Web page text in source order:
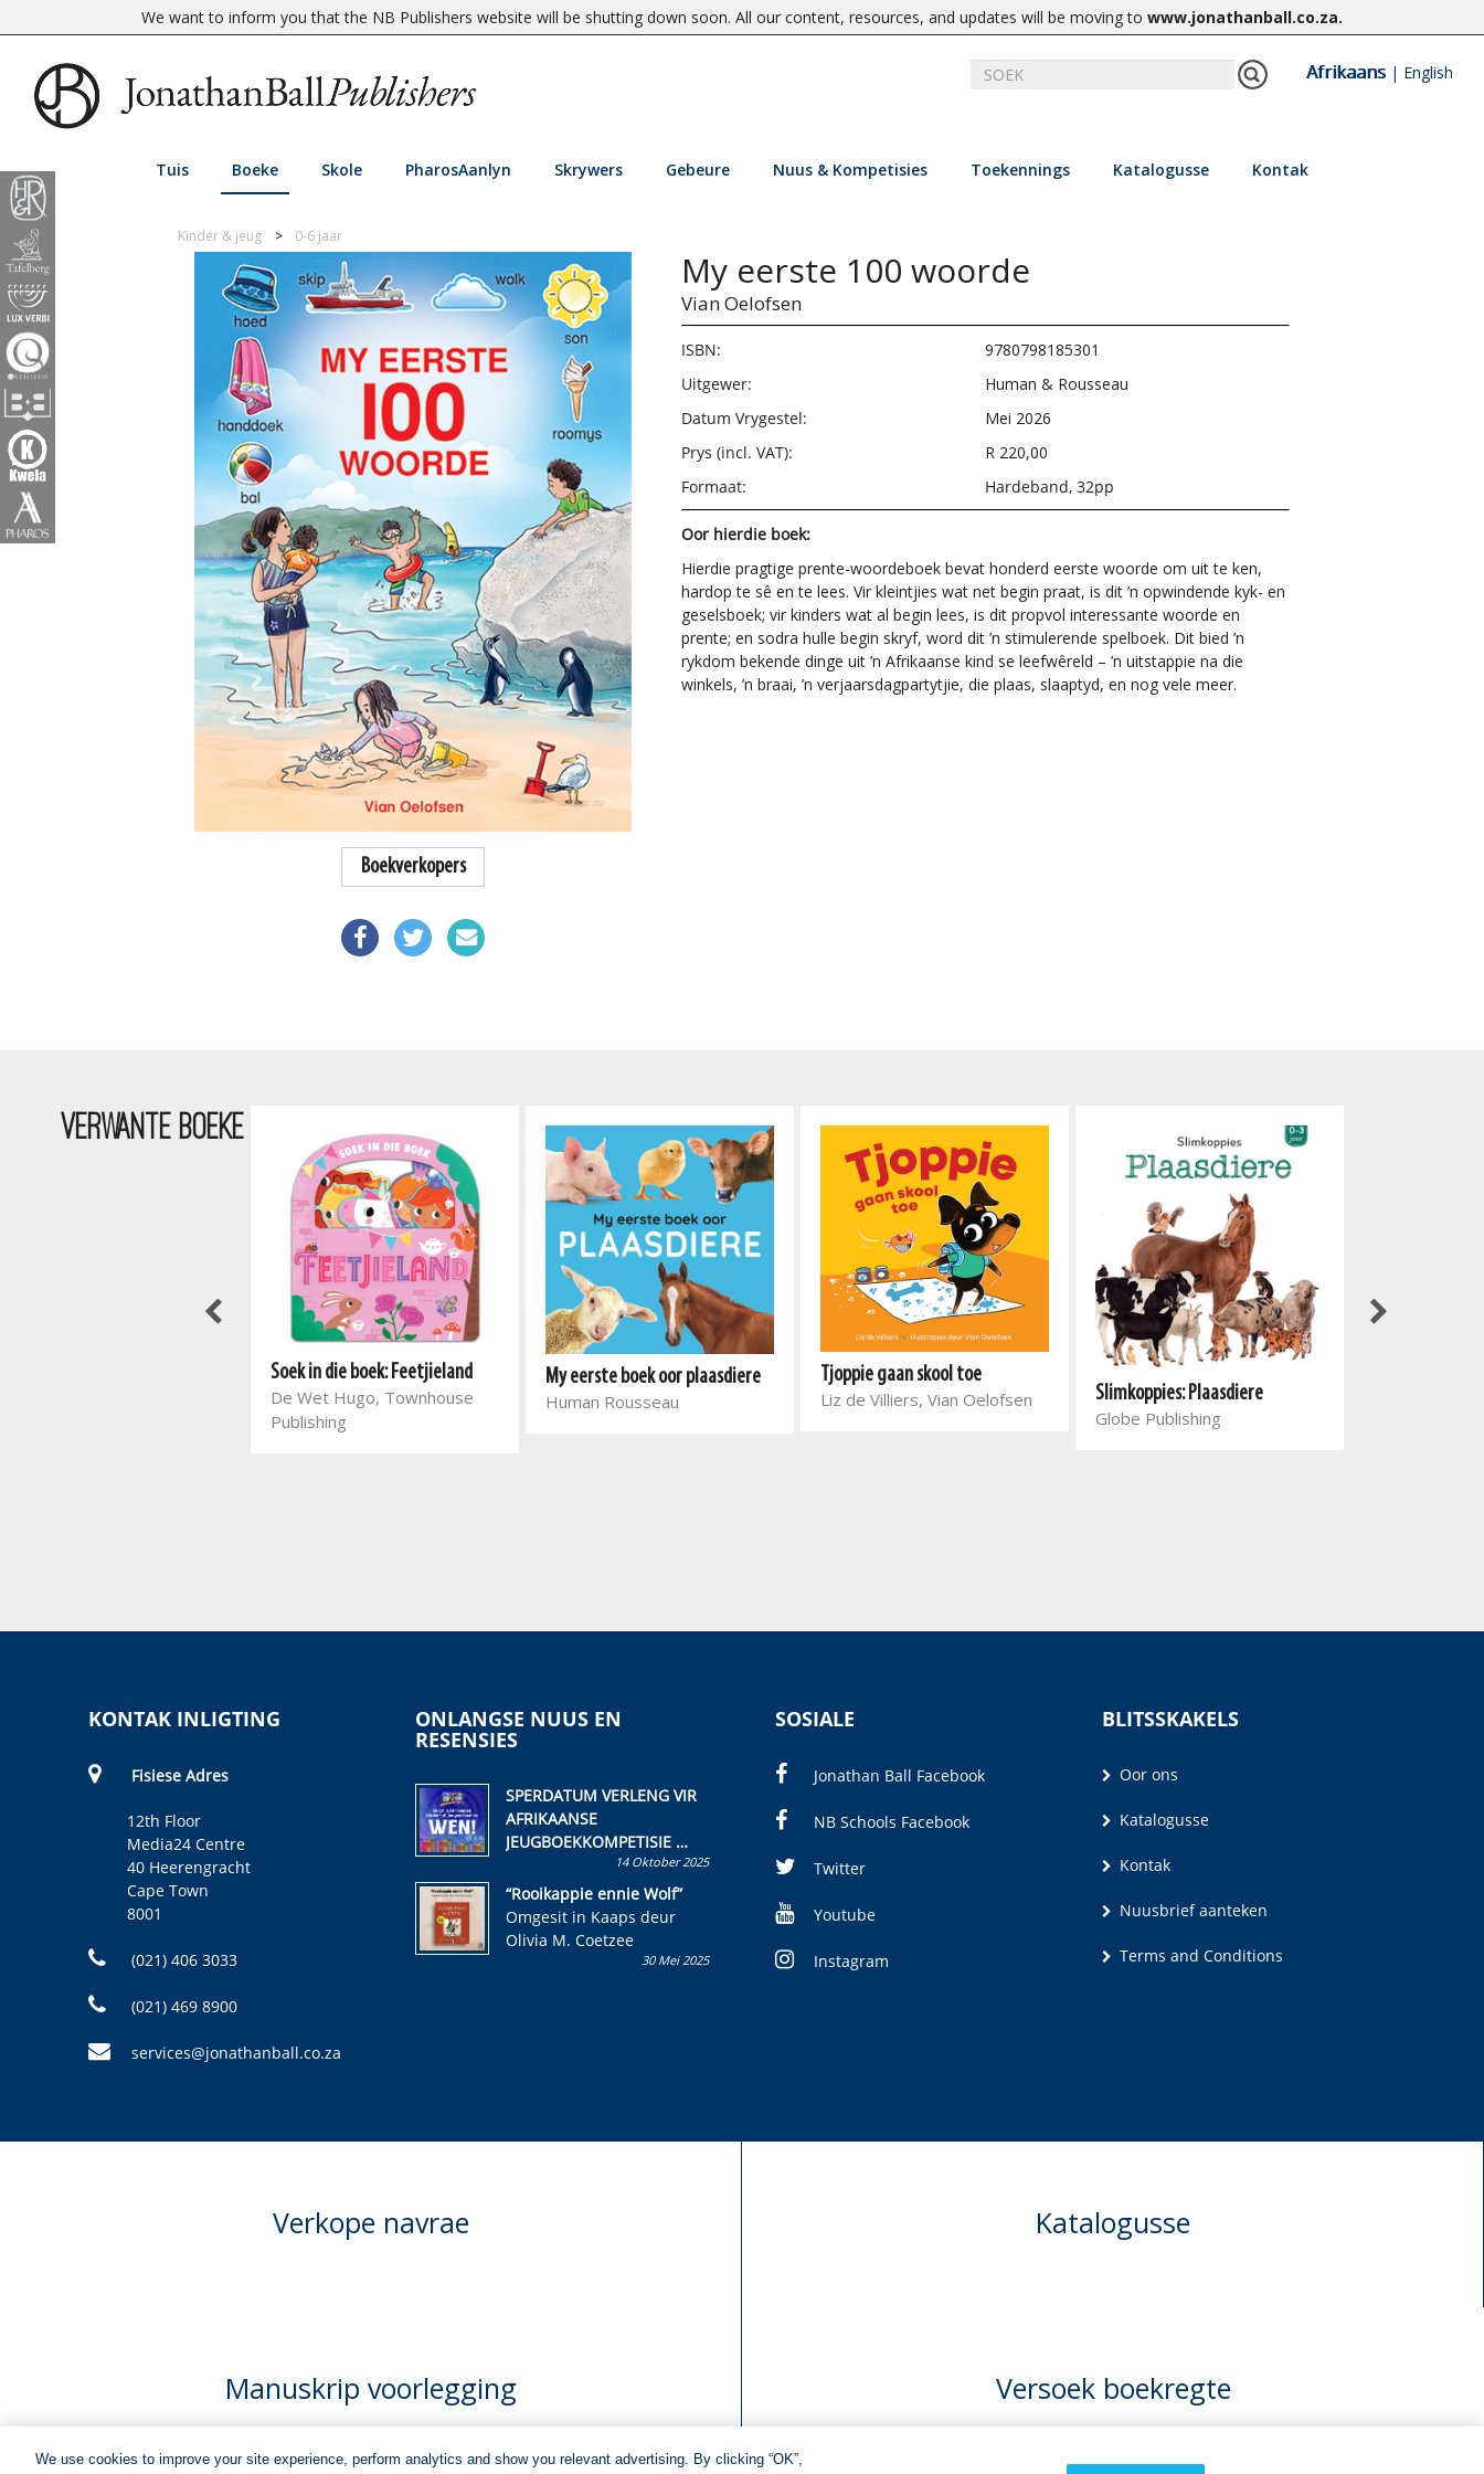
We want to inform you that the NB Publishers website will be shutting down soon. All our content, resources, and updates will be moving to www.jonathanball.co.za.
Afrikaans| English
Tuis Boeke Skole PharosAanlyn Skrywers Gebeure Nuus & Kompetisies Toekennings Katalogusse Kontak
Kinder & jeug 0-6 jaar
Boekverkopers
My eerste 100 woorde
Vian Oelofsen
ISBN:
9780798185301
Uitgewer:
Human & Rousseau
Datum Vrygestel:
Mei 2026
Prys (incl. VAT):
R 220,00
Formaat:
Hardeband, 32pp
Oor hierdie boek:
Hierdie pragtige prente-woordeboek bevat honderd eerste woorde om uit te ken,
hardop te sê en te lees. Vir kleintjies wat net begin praat, is dit ’n opwindende kyk- en
geselsboek; vir kinders wat al begin lees, is dit propvol interessante woorde en
prente; en sodra hulle begin skryf, word dit ’n stimulerende spelboek. Dit bied ’n
rykdom bekende dinge uit ’n Afrikaanse kind se leefwêreld – ’n uitstappie na die
winkels, ’n braai, ’n verjaarsdagpartytjie, die plaas, slaaptyd, en nog vele meer.
VERWANTE BOEKE
Soek in die boek: Feetjieland
De Wet Hugo, Townhouse
Publishing
My eerste boek oor plaasdiere
Human Rousseau
Tjoppie gaan skool toe
Liz de Villiers, Vian Oelofsen
Slimkoppies: Plaasdiere
Globe Publishing
KONTAK INLIGTING
Fisiese Adres
12th Floor
Media24 Centre
40 Heerengracht
Cape Town
8001
(021) 406 3033
(021) 469 8900
services@jonathanball.co.za
ONLANGSE NUUS EN
RESENSIES
SPERDATUM VERLENG VIR
AFRIKAANSE
JEUGBOEKKOMPETISIE
Skryf ’n jeugboek of
kinderboek en staan ’n
kans om R50 000 te wen!
14 Oktober 2025
“Rooikappie ennie Wolf”
Omgesit in Kaaps deur
Olivia M. Coetzee
30 Mei 2025
SOSIALE
Jonathan Ball Facebook
NB Schools Facebook
Twitter
Youtube
Instagram
BLITSSKAKELS
Oor ons
Katalogusse
Kontak
Nuusbrief aanteken
Terms and Conditions
Verkope navrae Katalogusse
Manuskrip voorlegging Versoek boekregte
We use cookies to improve your site experience, perform analytics and show you relevant advertising. By clicking “OK”,